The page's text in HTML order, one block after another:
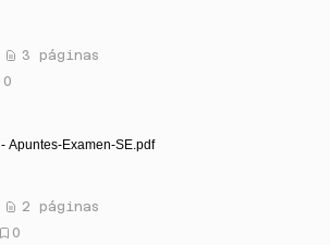
3 páginas
0
- Apuntes-Examen-SE.pdf
2 páginas
0